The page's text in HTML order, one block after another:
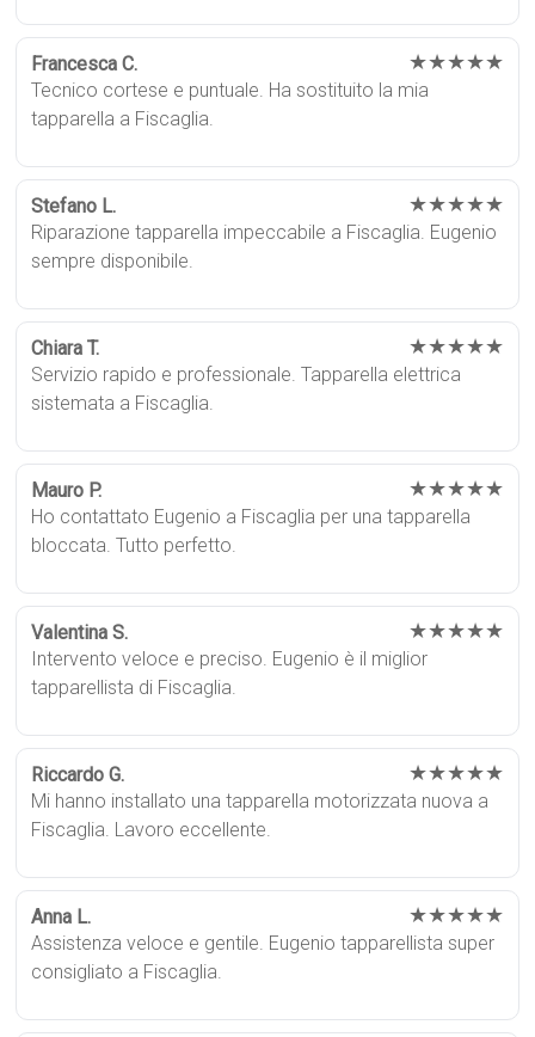
Francesca C. ★★★★★
Tecnico cortese e puntuale. Ha sostituito la mia
tapparella a Fiscaglia.
Stefano L. ★★★★★
Riparazione tapparella impeccabile a Fiscaglia. Eugenio
sempre disponibile.
Chiara T. ★★★★★
Servizio rapido e professionale. Tapparella elettrica
sistemata a Fiscaglia.
Mauro P. ★★★★★
Ho contattato Eugenio a Fiscaglia per una tapparella
bloccata. Tutto perfetto.
Valentina S. ★★★★★
Intervento veloce e preciso. Eugenio è il miglior
tapparellista di Fiscaglia.
Riccardo G. ★★★★★
Mi hanno installato una tapparella motorizzata nuova a
Fiscaglia. Lavoro eccellente.
Anna L. ★★★★★
Assistenza veloce e gentile. Eugenio tapparellista super
consigliato a Fiscaglia.